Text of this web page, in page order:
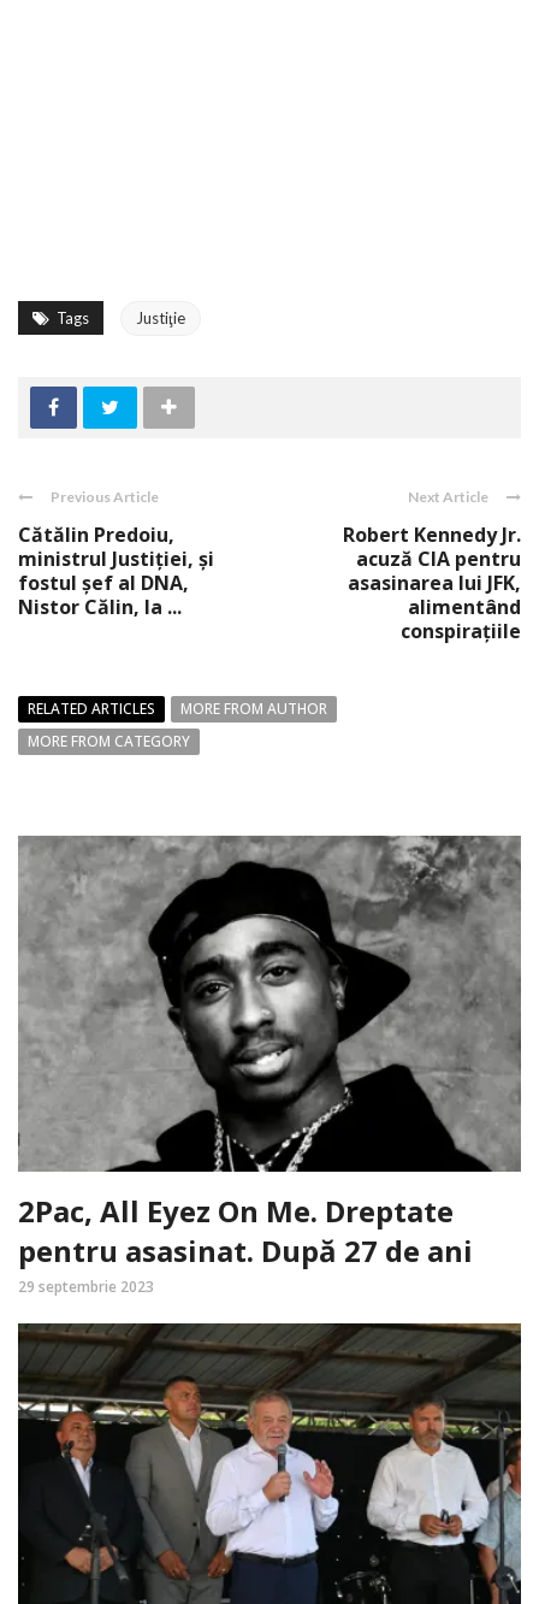
Tags Justiţie
Previous Article
Cătălin Predoiu,
ministrul Justiției, și
fostul șef al DNA,
Nistor Călin, la ...
Next Article
Robert Kennedy Jr.
acuză CIA pentru
asasinarea lui JFK,
alimentând
conspirațiile
RELATED ARTICLES
MORE FROM AUTHOR
MORE FROM CATEGORY
2Pac, All Eyez On Me. Dreptate
pentru asasinat. După 27 de ani
29 septembrie 2023